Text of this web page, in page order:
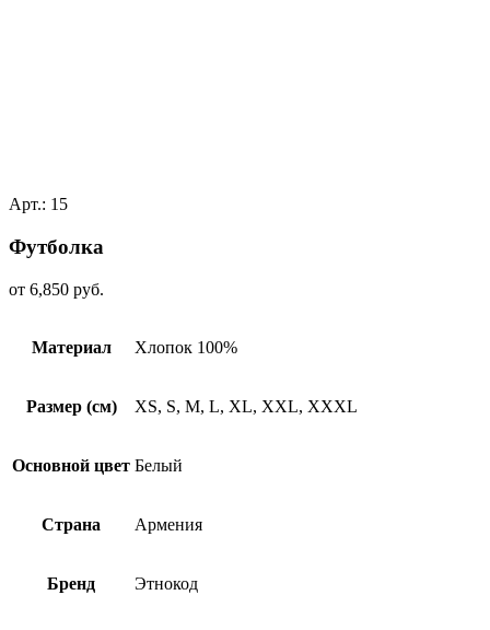
Арт.: 15
Футболкa
от 6,850 руб.
Материал Хлопок 100%
Размер (см) XS, S, M, L, XL, XXL, XXXL
Основной цвет Белый
Страна Армения
Бренд Этнокод